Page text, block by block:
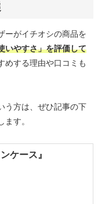
ーがイチオシの商品を
いやすさ」を評価して
めする理由や口コミも
う方は、ぜひ記事の下
す。
ケース』